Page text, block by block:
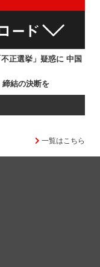
正選挙」疑惑に 中国
結の決断を
一覧はこちら